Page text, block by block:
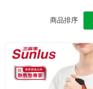
商品排序